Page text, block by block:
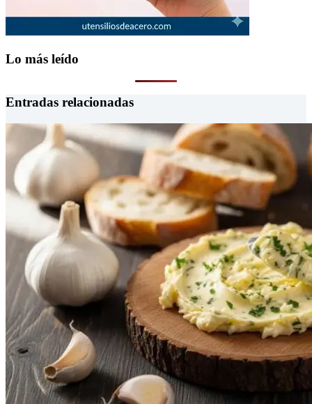
Lo más leído
Entradas relacionadas